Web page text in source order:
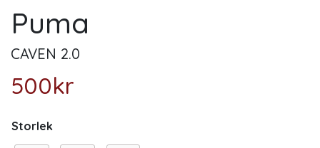
Puma
CAVEN 2.0
500kr
Storlek